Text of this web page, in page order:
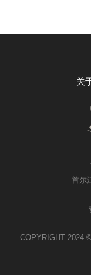
关
首尔
COPYRIGHT 2024